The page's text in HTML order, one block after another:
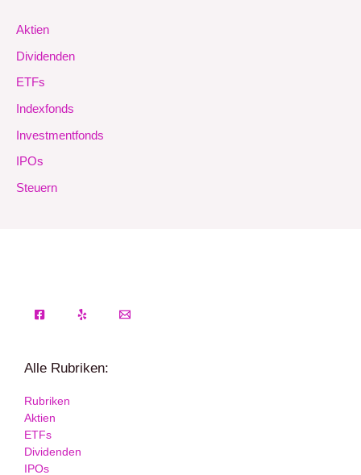
Aktien
Dividenden
ETFs
Indexfonds
Investmentfonds
IPOs
Steuern
Alle Rubriken:
Rubriken
Aktien
ETFs
Dividenden
IPOs